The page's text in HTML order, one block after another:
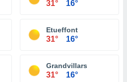
31° 16°
Etueffont
31° 16°
Grandvillars
31° 16°